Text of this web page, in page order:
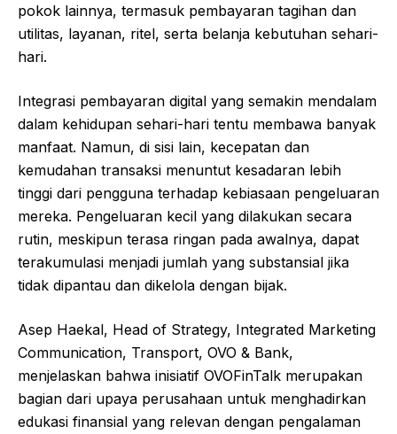
pokok lainnya, termasuk pembayaran tagihan dan
utilitas, layanan, ritel, serta belanja kebutuhan sehari-
hari.
Integrasi pembayaran digital yang semakin mendalam
dalam kehidupan sehari-hari tentu membawa banyak
manfaat. Namun, di sisi lain, kecepatan dan
kemudahan transaksi menuntut kesadaran lebih
tinggi dari pengguna terhadap kebiasaan pengeluaran
mereka. Pengeluaran kecil yang dilakukan secara
rutin, meskipun terasa ringan pada awalnya, dapat
terakumulasi menjadi jumlah yang substansial jika
tidak dipantau dan dikelola dengan bijak.
Asep Haekal, Head of Strategy, Integrated Marketing
Communication, Transport, OVO & Bank,
menjelaskan bahwa inisiatif OVOFinTalk merupakan
bagian dari upaya perusahaan untuk menghadirkan
edukasi finansial yang relevan dengan pengalaman